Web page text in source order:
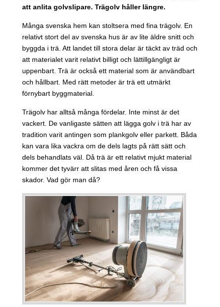
att anlita golvslipare. Trägolv håller längre.
Många svenska hem kan stoltsera med fina trägolv. En
relativt stort del av svenska hus är av lite äldre snitt och
byggda i trä. Att landet till stora delar är täckt av träd och
att materialet varit relativt billigt och lättillgängligt är
uppenbart. Trä är också ett material som är användbart
och hållbart. Med rätt metoder är trä ett utmärkt
förnybart byggmaterial.
Trägolv har alltså många fördelar. Inte minst är det
vackert. De vanligaste sätten att lägga golv i trä har av
tradition varit antingen som plankgolv eller parkett. Båda
kan vara lika vackra om de dels lagts på rätt sätt och
dels behandlats väl. Då trä är ett relativt mjukt material
kommer det tyvärr att slitas med åren och få vissa
skador. Vad gör man då?